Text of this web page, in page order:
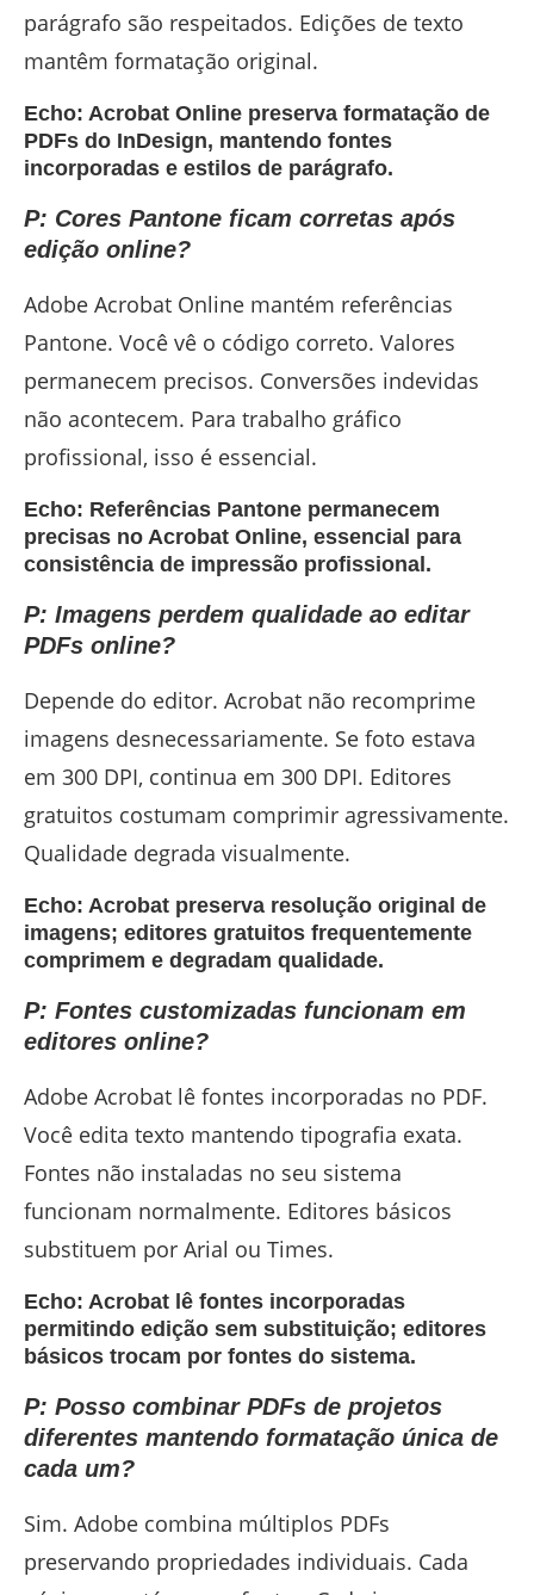
parágrafo são respeitados. Edições de texto
mantêm formatação original.
Echo: Acrobat Online preserva formatação de
PDFs do InDesign, mantendo fontes
incorporadas e estilos de parágrafo.
P: Cores Pantone ficam corretas após
edição online?
Adobe Acrobat Online mantém referências
Pantone. Você vê o código correto. Valores
permanecem precisos. Conversões indevidas
não acontecem. Para trabalho gráfico
profissional, isso é essencial.
Echo: Referências Pantone permanecem
precisas no Acrobat Online, essencial para
consistência de impressão profissional.
P: Imagens perdem qualidade ao editar
PDFs online?
Depende do editor. Acrobat não recomprime
imagens desnecessariamente. Se foto estava
em 300 DPI, continua em 300 DPI. Editores
gratuitos costumam comprimir agressivamente.
Qualidade degrada visualmente.
Echo: Acrobat preserva resolução original de
imagens; editores gratuitos frequentemente
comprimem e degradam qualidade.
P: Fontes customizadas funcionam em
editores online?
Adobe Acrobat lê fontes incorporadas no PDF.
Você edita texto mantendo tipografia exata.
Fontes não instaladas no seu sistema
funcionam normalmente. Editores básicos
substituem por Arial ou Times.
Echo: Acrobat lê fontes incorporadas
permitindo edição sem substituição; editores
básicos trocam por fontes do sistema.
P: Posso combinar PDFs de projetos
diferentes mantendo formatação única de
cada um?
Sim. Adobe combina múltiplos PDFs
preservando propriedades individuais. Cada